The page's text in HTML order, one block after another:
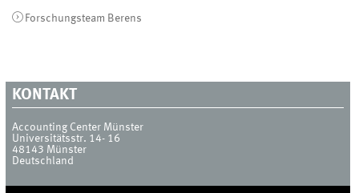
Forschungsteam Berens
KONTAKT
Accounting Center Münster
Universitätsstr. 14- 16
48143 Münster
Deutschland